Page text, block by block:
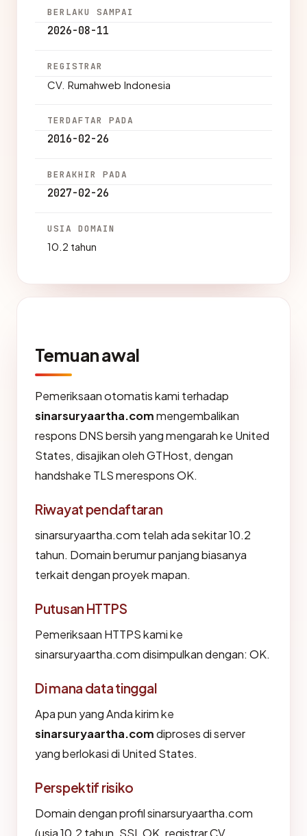
BERLAKU SAMPAI
2026-08-11
REGISTRAR
CV. Rumahweb Indonesia
TERDAFTAR PADA
2016-02-26
BERAKHIR PADA
2027-02-26
USIA DOMAIN
10.2 tahun
Temuan awal
Pemeriksaan otomatis kami terhadap
sinarsuryaartha.commengembalikan
respons DNS bersih yang mengarah ke United
States, disajikan oleh GTHost, dengan
handshake TLS merespons OK.
Riwayat pendaftaran
sinarsuryaartha.com telah ada sekitar 10.2
tahun. Domain berumur panjang biasanya
terkait dengan proyek mapan.
Putusan HTTPS
Pemeriksaan HTTPS kami ke
sinarsuryaartha.com disimpulkan dengan: OK.
Di mana data tinggal
Apa pun yang Anda kirim ke
sinarsuryaartha.comdiproses di server
yang berlokasi di United States.
Perspektif risiko
Domain dengan profil sinarsuryaartha.com
(usia 10.2 tahun, SSL OK, registrar CV.